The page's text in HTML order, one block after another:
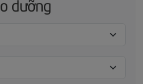
dưỡng